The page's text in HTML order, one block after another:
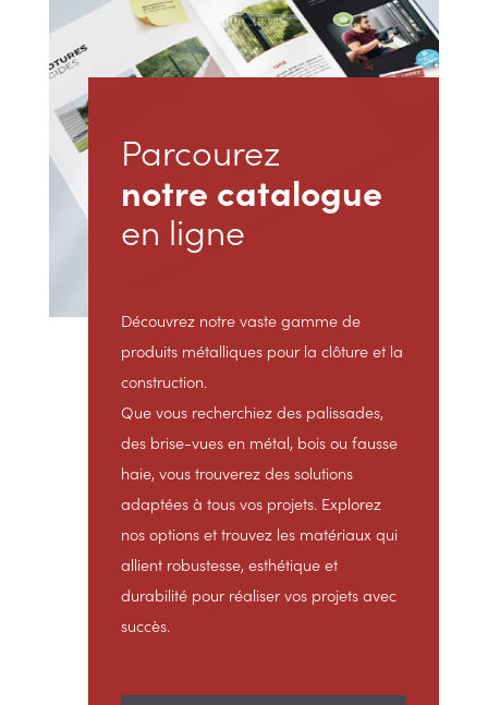
Parcourez
notre catalogue
en ligne
Découvrez notre vaste gamme de
produits métalliques pour la clôture et la
construction.
Que vous recherchiez des palissades,
des brise-vues en métal, bois ou fausse
haie, vous trouverez des solutions
adaptées à tous vos projets. Explorez
nos options et trouvez les matériaux qui
allient robustesse, esthétique et
durabilité pour réaliser vos projets avec
succès.